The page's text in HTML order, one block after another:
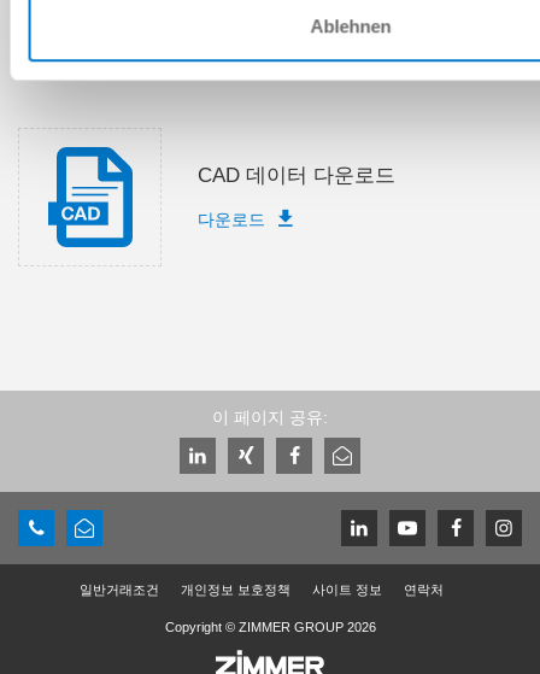
Ablehnen
CAD 데이터 다운로드
다운로드
이 페이지 공유:
일반거래조건 개인정보 보호정책 사이트 정보 연락처
Copyright © ZIMMER GROUP 2026